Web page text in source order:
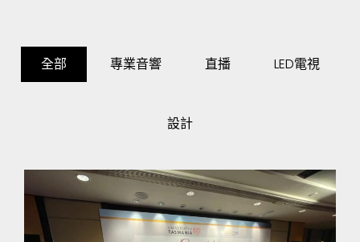
全部 專業音響 直播 LED電視
設計